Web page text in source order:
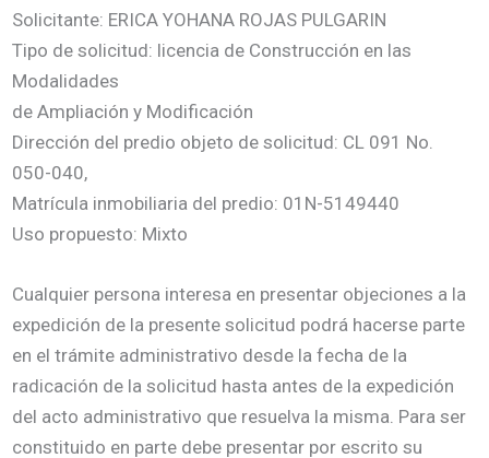
Solicitante: ERICA YOHANA ROJAS PULGARIN
Tipo de solicitud: licencia de Construcción en las
Modalidades
de Ampliación y Modificación
Dirección del predio objeto de solicitud: CL 091 No.
050-040,
Matrícula inmobiliaria del predio: 01N-5149440
Uso propuesto: Mixto
Cualquier persona interesa en presentar objeciones a la
expedición de la presente solicitud podrá hacerse parte
en el trámite administrativo desde la fecha de la
radicación de la solicitud hasta antes de la expedición
del acto administrativo que resuelva la misma. Para ser
constituido en parte debe presentar por escrito su